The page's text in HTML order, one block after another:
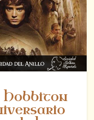
Hobbiton